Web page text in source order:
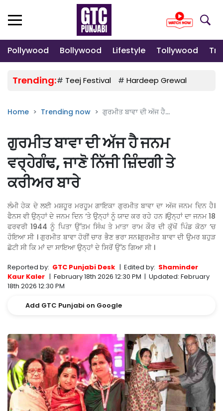
Pollywood Bollywood Lifestyle Tollywood
Trending:# Teej Festival # Hardeep Grewal
Home Trending now ਗੁਰਮੀਤ ਬਾਵਾ ਦੀ ਅੱਜ ਹੈ...
ਗੁਰਮੀਤ ਬਾਵਾ ਦੀ ਅੱਜ ਹੈ ਜਨਮ
ਵਰ੍ਹੇਗੰਢ, ਜਾਣੋ ਨਿੱਜੀ ਜ਼ਿੰਦਗੀ ਤੇ
ਕਰੀਅਰ ਬਾਰੇ
ਲੰਮੀ ਹੇਕ ਦੇ ਲਈ ਮਸ਼ਹੂਰ ਮਰਹੂਮ ਗਾਇਕਾ ਗੁਰਮੀਤ ਬਾਵਾ ਦਾ ਅੱਜ ਜਨਮ ਦਿਨ ਹੈ।
ਫੈਨਸ ਵੀ ਉਨ੍ਹਾਂ ਦੇ ਜਨਮ ਦਿਨ ‘ਤੇ ਉਨ੍ਹਾਂ ਨੂੰ ਯਾਦ ਕਰ ਰਹੇ ਹਨ ।ਉਨ੍ਹਾਂ ਦਾ ਜਨਮ 18
ਫਰਵਰੀ 1944 ਨੂੰ ਪਿਤਾ ਉੱਤਮ ਸਿੰਘ ਤੇ ਮਾਤਾ ਰਾਮ ਕੌਰ ਦੀ ਕੁੱਖੋਂ ਪਿੰਡ ਕੋਠਾ ‘ਚ
ਹੋਇਆ ਸੀ । ਗੁਰਮੀਤ ਬਾਵਾ ਹੋਰੀਂ ਚਾਰ ਭੈਣ ਭਰਾ ਸਨ।ਗੁਰਮੀਤ ਬਾਵਾ ਦੀ ਉਮਰ ਬਹੁੜ
ਛੋਟੀ ਸੀ ਕਿ ਮਾਂ ਦਾ ਸਾਇਆ ਉਨ੍ਹਾਂ ਦੇ ਸਿਰੋਂ ਉੱਠ ਗਿਆ ਸੀ ।
Reported by: GTC Punjabi Desk | Edited by: Shaminder
Kaur Kaler | February 18th 2026 12:30 PM | Updated: February
18th 2026 12:30 PM
Add GTC Punjabi on Google